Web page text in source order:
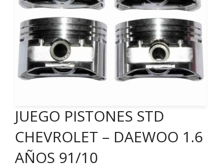
JUEGO PISTONES STD
CHEVROLET – DAEWOO 1.6
AÑOS 91/10